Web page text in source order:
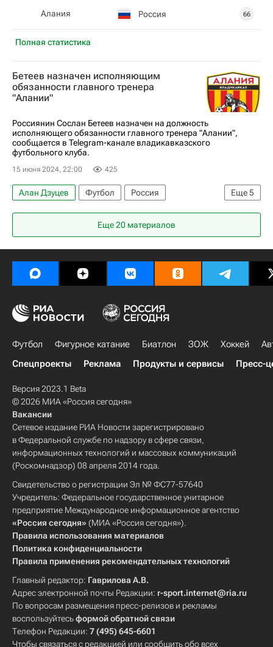
Полная статистика
Алания Россия 66
Бетеев назначен исполняющим
обязанности главного тренера
"Алании"
Россиянин Сослан Бетеев назначен на должность
исполняющего обязанности главного тренера "Алании",
сообщается в Telegram-канале владикавказского
футбольного клуба.
15 июня 2024, 22:00 425
Еще5
Алан Дзуцев Футбол
Россия
Евгений Калешин
Акрон (Тольятти)
Алания Спорт
Еще 20 материалов
Футбол Фигурное катание Биатлон ЗОЖ Хоккей
Спецпроекты
Реклама Продукты и сервисы Пресс-
Версия 2023.1 Beta
© 2026 МИА «Россия сегодня»
Вакансии
Сетевое издание РИА Новости зарегистрировано
в Федеральной службе по надзору в сфере связи,
информационных технологий и массовых коммуникаций
(Роскомнадзор) 08 апреля 2014 года.
Свидетельство о регистрации Эл № ФС77-57640
Учредитель: Федеральное государственное унитарное
предприятие Международное информационное агентство
«Россия сегодня» (МИА «Россия сегодня»).
Правила использования материалов
Политика конфиденциальности
Правила применения рекомендательных технологий
Главный редактор: Гаврилова А.В.
Адрес электронной почты Редакции: r-sport.internet@ria.ru
По вопросам размещения пресс-релизов и рекламы
воспользуйтесьформой обратной связи
Телефон Редакции: 7 (495) 645-6601
Чтобы связаться с редакцией или сообщить обо всех